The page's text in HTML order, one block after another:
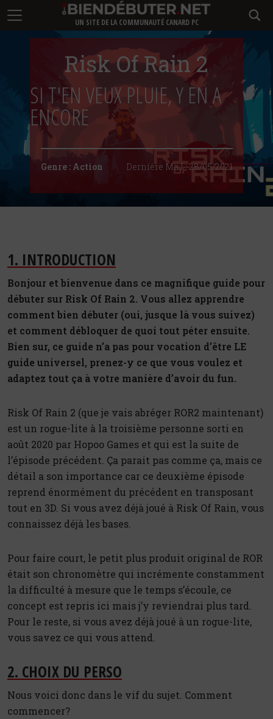
UN SITE DE LA COMMUNAUTÉ CANARD PC
Risk Of Rain 2
SI T'EN VEUX PLUIE, Y EN A
ENCORE
Genre : Action Dernière MaJ :28/05/2021
1. INTRODUCTION
Bonjour et bienvenue dans ce magnifique guide pour
débuter sur Risk Of Rain 2. Vous allez apprendre
comment bien débuter (oui, jusque là vous suivez)
et comment débloquer de quoi tout péter ensuite.
Bien sur, ce guide n’a pas pour vocation d’être LE
guide universel, prenez-y ce que vous voulez et
adaptez tout ça à votre manière d’avoir du fun.
Risk Of Rain 2 (que je vais abréger ROR2 maintenant)
est un rogue-lite à la troisième personne sorti en
août 2020 par Hopoo Games et qui est la suite de
l’épisode précédent. Ça parait pas comme ça, mais ce
détail a son importance car ce deuxième épisode
reprend énormément du précédent en transposant
tout en 3D. Si vous avez déjà joué à Risk Of Rain, vous
connaissez déjà les bases.
Pour faire court, le petit plus produit original de ROR
était son chronomètre qui incrémente constamment
la difficulté à mesure que le temps s’écoule, ce
concept est repris ici mais j’y reviendrai plus tard.
Pour le reste, si vous avez déjà joué à un rogue-lite,
vous savez ce qui vous attend.
2. CHOIX DU PERSO
Nous voici donc dans le vif du sujet. Comment
commencer?